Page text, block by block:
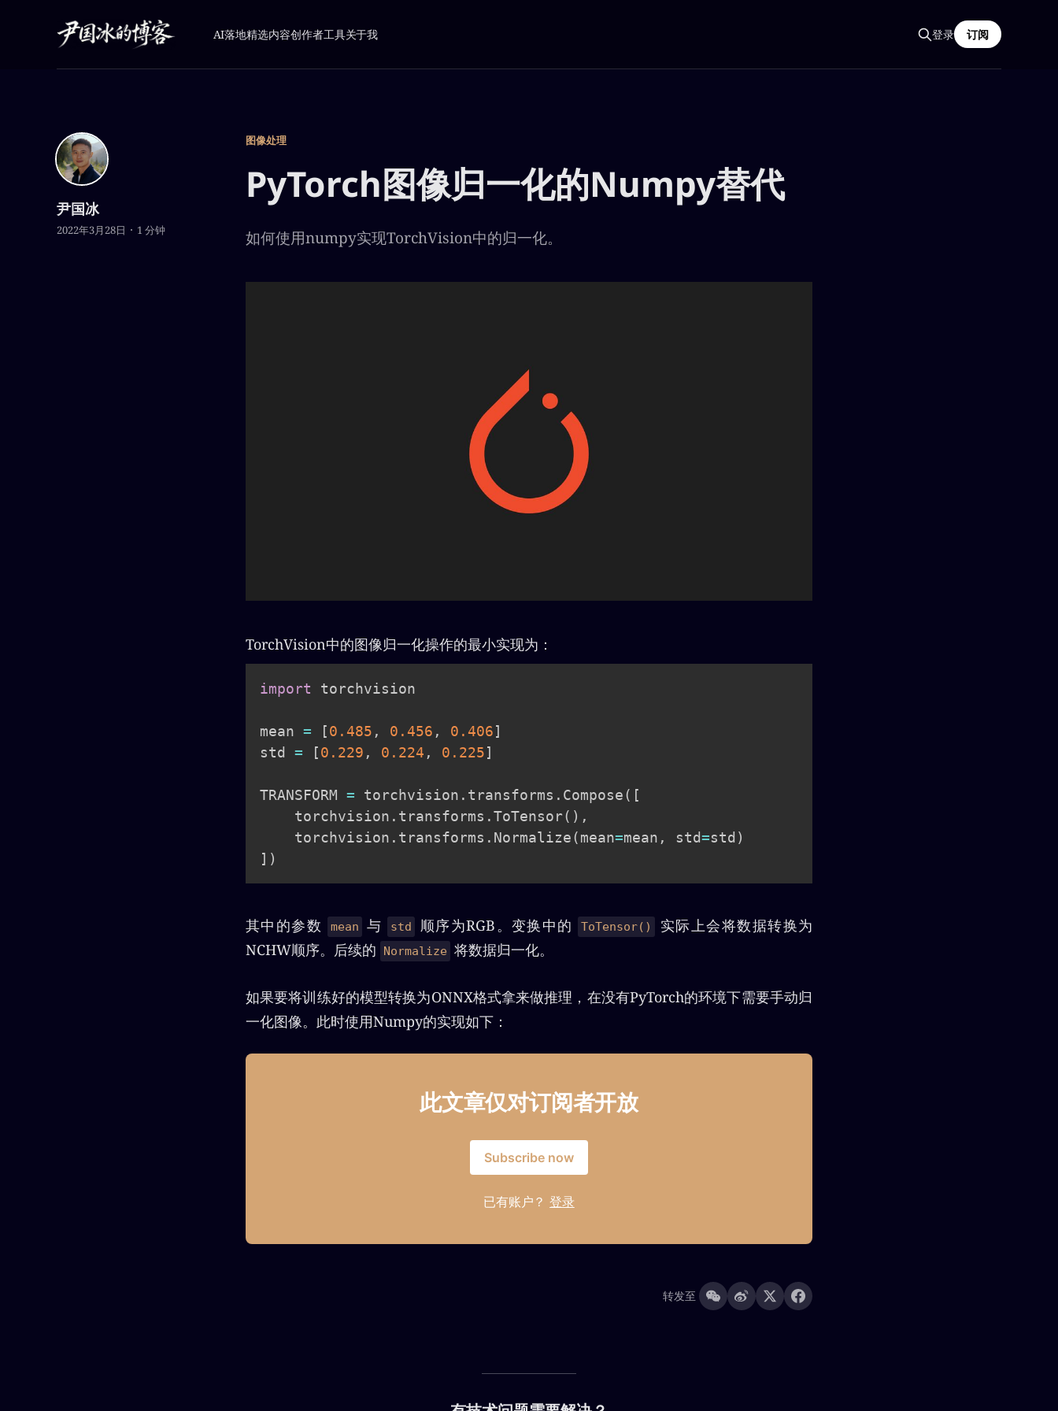
AI落地精选内容创作者工具关于我 登录 订阅
图像处理
PyTorch图像归一化的Numpy替代
如何使用numpy实现TorchVision中的归一化。
尹国冰
2022年3月28日 1 分钟
TorchVision中的图像归一化操作的最小实现为：
import torchvision
mean = [0.485 , 0.456 , 0.406]
std = [0.229 , 0.224 , 0.225]
TRANSFORM = torchvision . transforms . Compose( [
    torchvision
. transforms .ToTensor( ) ,
    torchvision
. transforms . Normalize(mean=mean , std=std )
] )
其中的参数 mean 与 std 顺序为RGB。变换中的 ToTensor()
实际上会将数据转换为
NCHW顺序。后续的
Normalize 将数据归一化。
如果要将训练好的模型转换为ONNX格式拿来做推理，在没有PyTorch的环境下需要手动归
一化图像。此时使用Numpy的实现如下：
此文章仅对订阅者开放
Subscribe now
已有账户？登录
转发至